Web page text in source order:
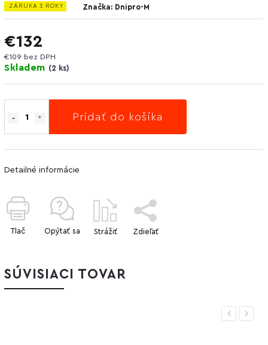
ZÁRUKA 3 ROKY Značka: Dnipro-M
€132
€109 bez DPH
Skladem (2 ks)
Pridať do košíka
Detailné informácie
Tlač Opýtať sa Strážiť Zdieľať
SÚVISIACI TOVAR
Previous
Next